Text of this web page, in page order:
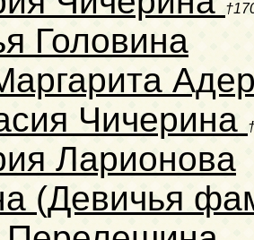
Головина
Чичерина
Ларионова
(Девичья